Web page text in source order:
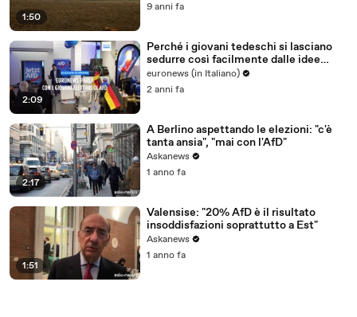
1:50
9 anni fa
2:09
Perché i giovani tedeschi si lasciano
sedurre così facilmente dalle idee
dell'Afd
euronews (in Italiano)
2 anni fa
2:17
A Berlino aspettando le elezioni: "c'è
tanta ansia", "mai con l'AfD"
Askanews
1 anno fa
1:51
Valensise: "20% AfD è il risultato
insoddisfazioni soprattutto a Est"
Askanews
1 anno fa